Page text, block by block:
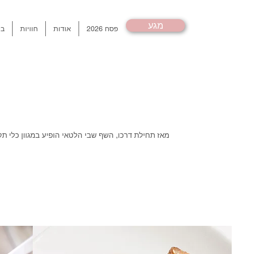
חוויות אודות פסח 2026 מגע
מאז תחילת דרכו, השף שבי הלטאי הופיע במגוון כלי